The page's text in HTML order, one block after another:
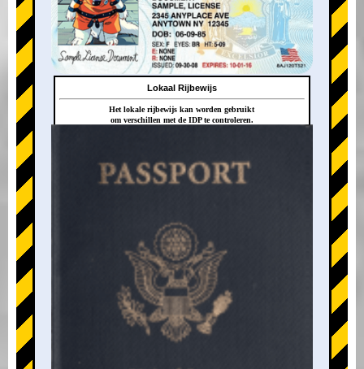
+
Lokaal Rijbewijs
Het lokale rijbewijs kan worden gebruikt
om verschillen met de IDP te controleren.